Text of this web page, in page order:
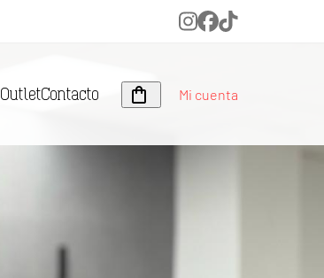
Instagram
Facebook
Tiktok
OutletContacto Mi cuenta